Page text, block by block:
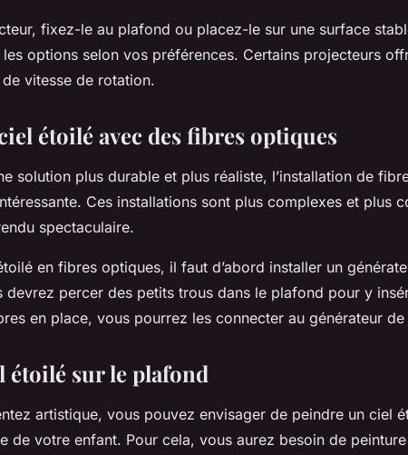
fixez-le au plafond ou placez-le sur une surface
options selon vos préférences. Certains projecteurs
vitesse de rotation.
étoilé avec des fibres optiques
solution plus durable et plus réaliste, l’installation de
Ces installations sont plus complexes et plus
spectaculaire.
en fibres optiques, il faut d’abord installer un
devrez percer des petits trous dans le plafond pour y
en place, vous pourrez les connecter au générateur de
étoilé sur le plafond
artistique, vous pouvez envisager de peindre un ciel
de votre enfant. Pour cela, vous aurez besoin de peinture